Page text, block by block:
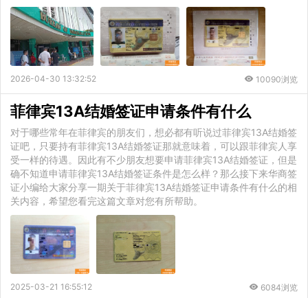
2026-04-30 13:32:52 10090浏览
菲律宾13A结婚签证申请条件有什么
对于哪些常年在菲律宾的朋友们，想必都有听说过菲律宾13A结婚签
证吧，只要持有菲律宾13A结婚签证那就意味着，可以跟菲律宾人享
受一样的待遇。因此有不少朋友想要申请菲律宾13A结婚签证，但是
确不知道申请菲律宾13A结婚签证条件是怎么样？那么接下来华商签
证小编给大家分享一期关于菲律宾13A结婚签证申请条件有什么的相
关内容，希望您看完这篇文章对您有所帮助。
2025-03-21 16:55:12 6084浏览